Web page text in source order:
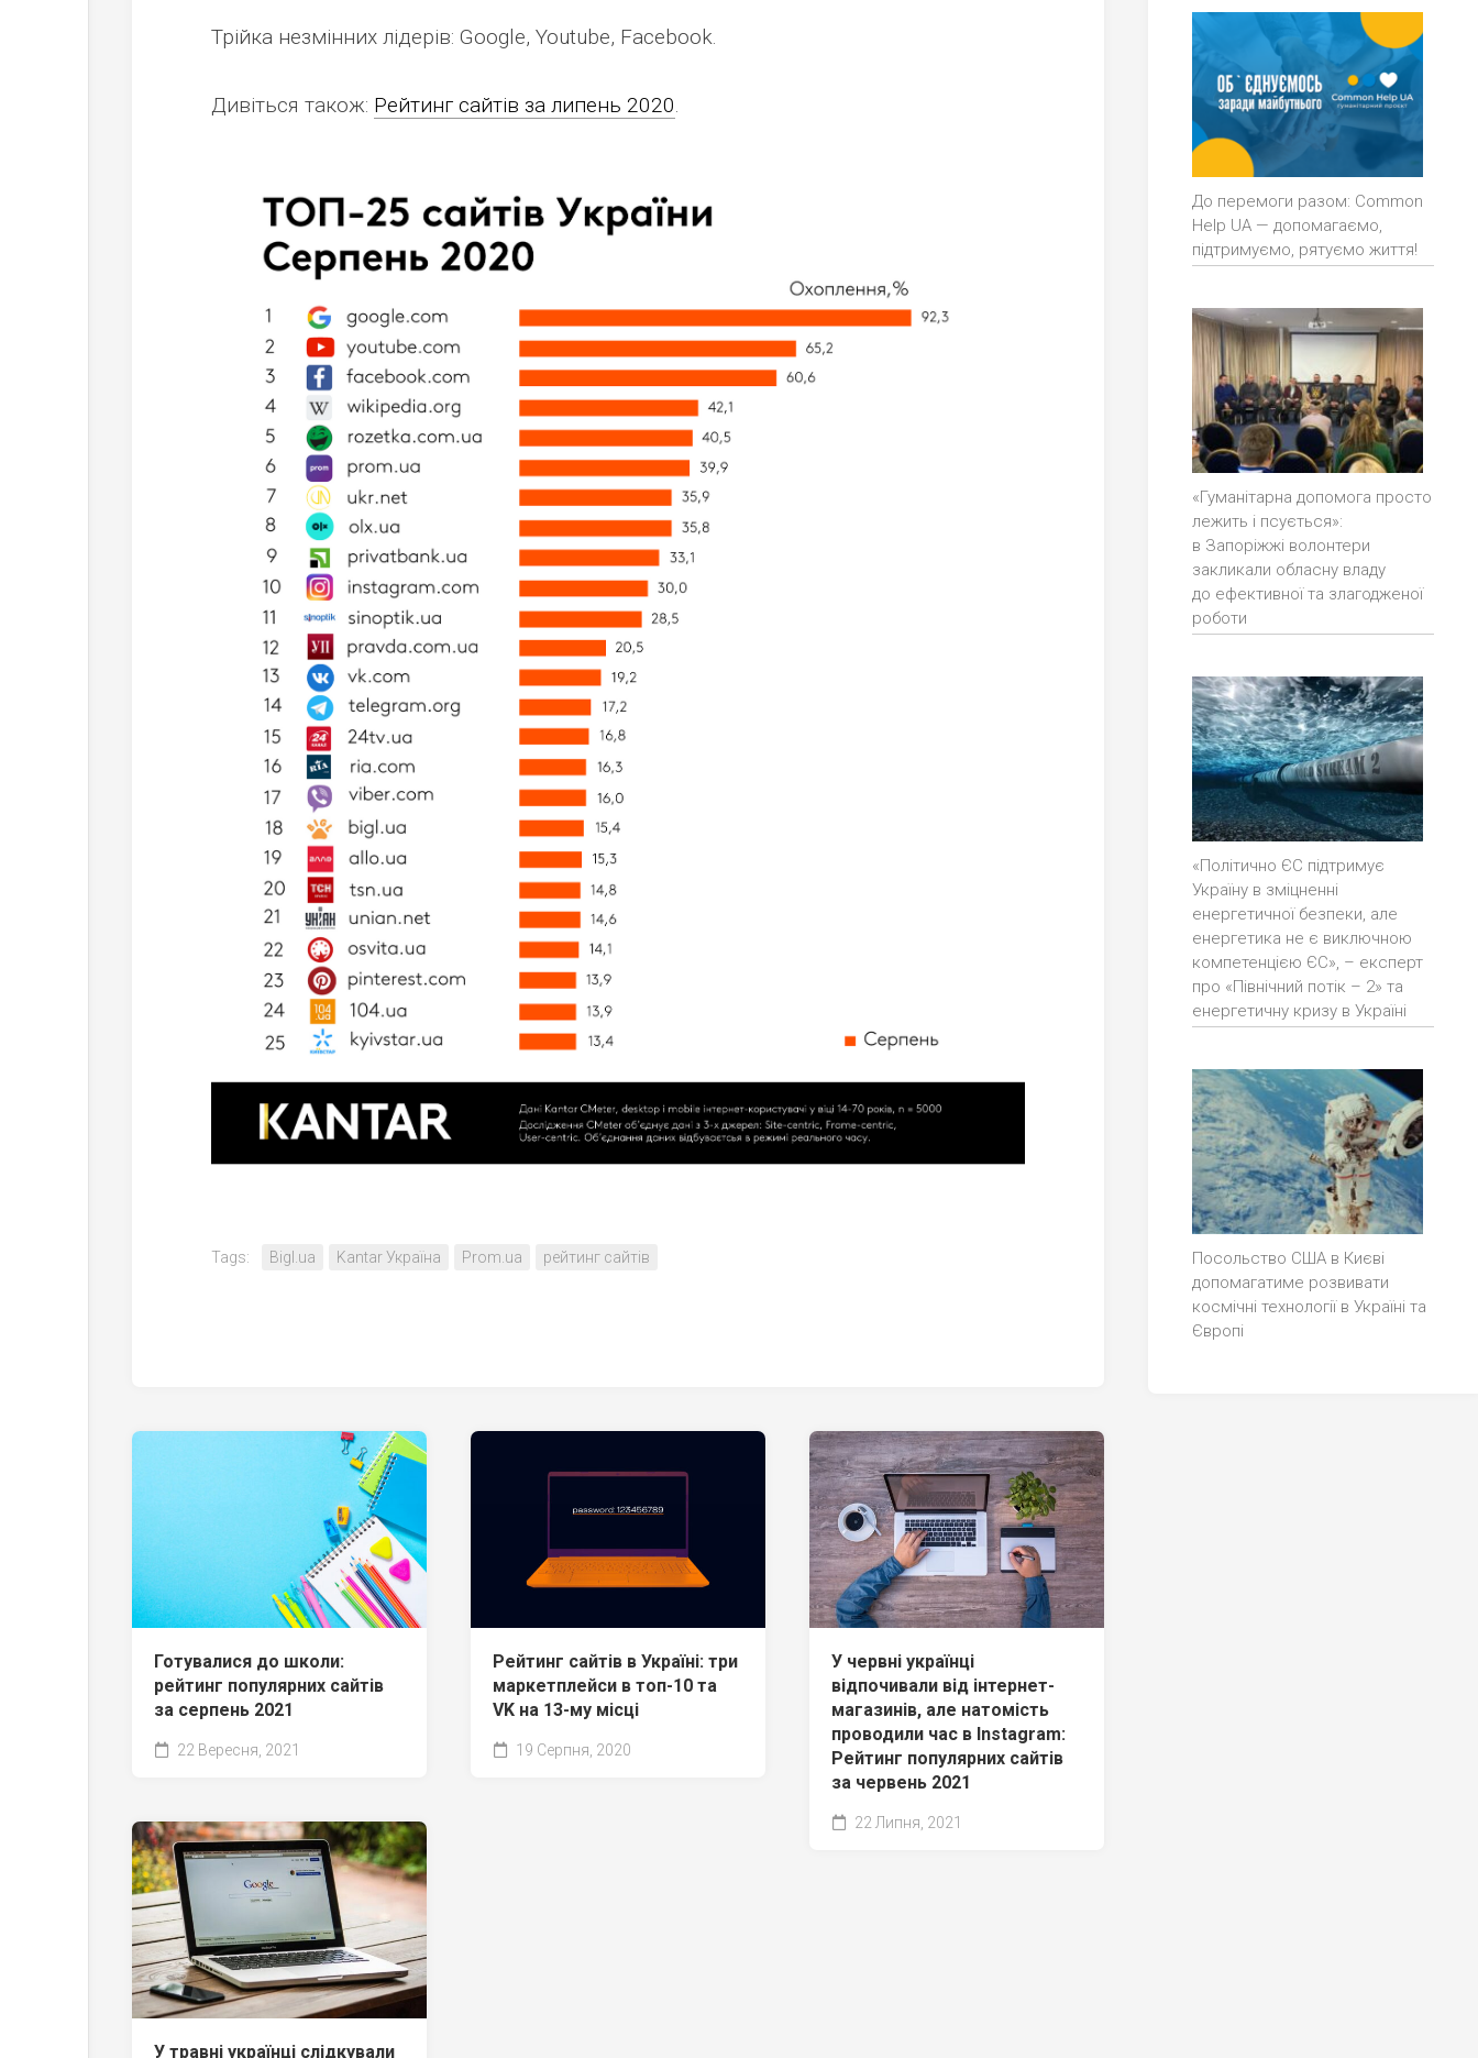
Трійка незмінних лідерів: Google, Youtube, Facebook.
Дивіться також: Рейтинг сайтів за липень 2020.
Tags: Bigl.ua Kantar Україна Prom.ua рейтинг сайтів
Готувалися до школи:
рейтинг популярних сайтів
за серпень 2021
22 Вересня, 2021
Рейтинг сайтів в Україні: три
маркетплейси в топ-10 та
VK на 13-му місці
19 Серпня, 2020
У червні українці
відпочивали від інтернет-
магазинів, але натомість
проводили час в Instagram:
Рейтинг популярних сайтів
за червень 2021
22 Липня, 2021
У травні українці слідкували
До перемоги разом: Common
Help UA — допомагаємо,
підтримуємо, рятуємо життя!
«Гуманітарна допомога просто
лежить і псується»:
в Запоріжжі волонтери
закликали обласну владу
до ефективної та злагодженої
роботи
«Політично ЄС підтримує
Україну в зміцненні
енергетичної безпеки, але
енергетика не є виключною
компетенцією ЄС», – експерт
про «Північний потік – 2» та
енергетичну кризу в Україні
Посольство США в Києві
допомагатиме розвивати
космічні технології в Україні та
Європі